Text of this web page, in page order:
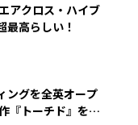
アクロス・ハイブ
最高らしい！
ングを全英オープ
『トーチド』を投